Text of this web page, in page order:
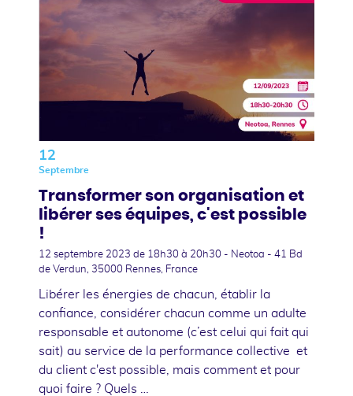
12
Septembre
Transformer son organisation et
libérer ses équipes, c'est possible
!
12 septembre 2023 de 18h30 à 20h30 - Neotoa - 41 Bd
de Verdun, 35000 Rennes, France
Libérer les énergies de chacun, établir la
confiance, considérer chacun comme un adulte
responsable et autonome (c’est celui qui fait qui
sait) au service de la performance collective et
du client c'est possible, mais comment et pour
quoi faire ? Quels …